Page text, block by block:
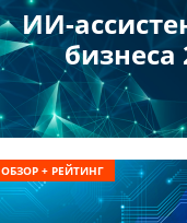
ИИ-
бизнеса
ОБЗОР + РЕЙТИНГ